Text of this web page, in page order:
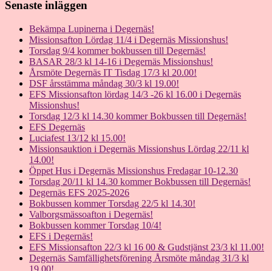
Senaste inläggen
Bekämpa Lupinerna i Degernäs!
Missionsafton Lördag 11/4 i Degernäs Missionshus!
Torsdag 9/4 kommer bokbussen till Degernäs!
BASAR 28/3 kl 14-16 i Degernäs Missionshus!
Årsmöte Degernäs IT Tisdag 17/3 kl 20.00!
DSF årsstämma måndag 30/3 kl 19.00!
EFS Missionsafton lördag 14/3 -26 kl 16.00 i Degernäs
Missionshus!
Torsdag 12/3 kl 14.30 kommer Bokbussen till Degernäs!
EFS Degernäs
Luciafest 13/12 kl 15.00!
Missionsauktion i Degernäs Missionshus Lördag 22/11 kl
14.00!
Öppet Hus i Degernäs Missionshus Fredagar 10-12.30
Torsdag 20/11 kl 14.30 kommer Bokbussen till Degernäs!
Degernäs EFS 2025-2026
Bokbussen kommer Torsdag 22/5 kl 14.30!
Valborgsmässoafton i Degernäs!
Bokbussen kommer Torsdag 10/4!
EFS i Degernäs!
EFS Missionsafton 22/3 kl 16 00 & Gudstjänst 23/3 kl 11.00!
Degernäs Samfällighetsförening Årsmöte måndag 31/3 kl
19.00!